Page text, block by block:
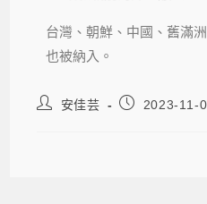
台灣、朝鮮、中國、舊滿
也被納入。
安佳芸 2023-11-